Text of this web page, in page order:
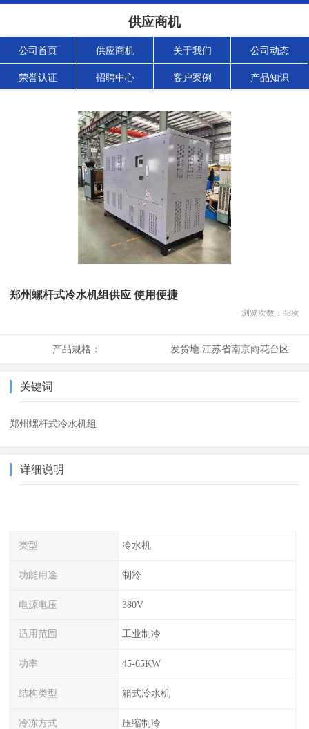
供应商机
公司首页 供应商机 关于我们 公司动态
荣誉认证 招聘中心 客户案例 产品知识
郑州螺杆式冷水机组供应 使用便捷
浏览次数： 48次
产品规格： 发货地:江苏省南京雨花台区
关键词
郑州螺杆式冷水机组
详细说明
类型 冷水机
功能用途 制冷
电源电压 380V
适用范围 工业制冷
功率 45-65KW
结构类型 箱式冷水机
冷冻方式 压缩制冷